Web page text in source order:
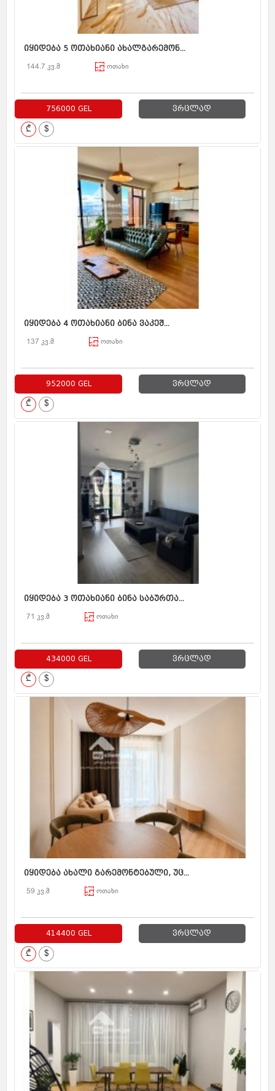
იყიდება 5 ოთახიანი ახალგარემონ...
144.7 კვ.მ ოთახი
756000 GEL ვრცლად
₾ $
იყიდება 4 ოთახიანი ბინა ვაკეშ...
137 კვ.მ ოთახი
952000 GEL ვრცლად
₾ $
იყიდება 3 ოთახიანი ბინა საბურთა...
71 კვ.მ ოთახი
434000 GEL ვრცლად
₾ $
იყიდება ახალი გარემონტებული, უც...
59 კვ.მ ოთახი
414400 GEL ვრცლად
₾ $